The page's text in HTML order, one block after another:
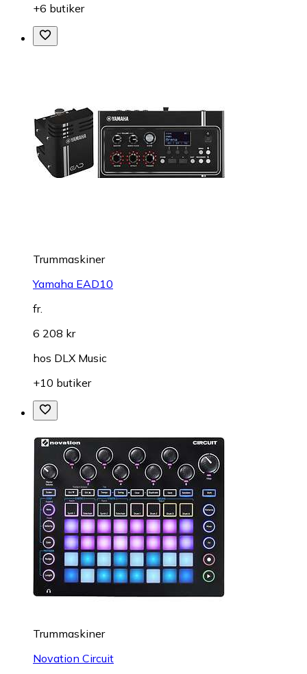
+6 butiker
Trummaskiner
Yamaha EAD10
fr.
6 208 kr
hos DLX Music
+10 butiker
Trummaskiner
Novation Circuit